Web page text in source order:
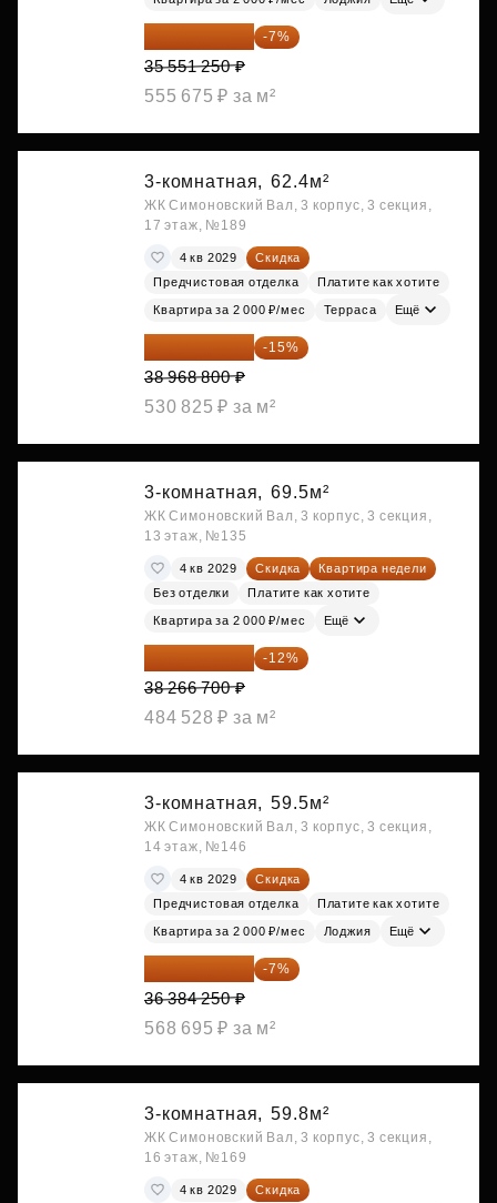
33 062 663 ₽ -7%
35 551 250 ₽
555 675 ₽ за м²
3-комнатная, 62.4м²
ЖК Симоновский Вал, 3 корпус, 3 секция,
17 этаж, №189
4 кв 2029
Скидка
Предчистовая отделка
Платите как хотите
Квартира за 2 000 ₽/мес Терраса Ещё
33 123 480 ₽ -15%
38 968 800 ₽
530 825 ₽ за м²
3-комнатная, 69.5м²
ЖК Симоновский Вал, 3 корпус, 3 секция,
13 этаж, №135
4 кв 2029 Скидка
Квартира недели
Без отделки
Платите как хотите
Квартира за 2 000 ₽/мес Ещё
33 674 696 ₽ -12%
38 266 700 ₽
484 528 ₽ за м²
3-комнатная, 59.5м²
ЖК Симоновский Вал, 3 корпус, 3 секция,
14 этаж, №146
4 кв 2029
Скидка
Предчистовая отделка
Платите как хотите
Квартира за 2 000 ₽/мес Лоджия Ещё
33 837 353 ₽ -7%
36 384 250 ₽
568 695 ₽ за м²
3-комнатная, 59.8м²
ЖК Симоновский Вал, 3 корпус, 3 секция,
16 этаж, №169
4 кв 2029
Скидка